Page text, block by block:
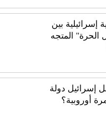
إسرائيلية بين
المتجه
إسرائيل دولة
أوروبية؟